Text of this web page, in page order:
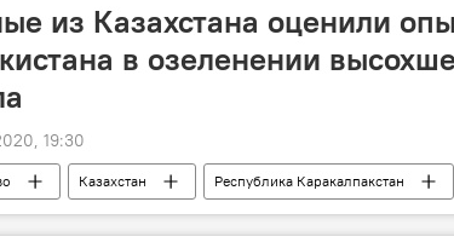
из Казахстана оценили
в озеленении
19:30
Казахстан Республика Каракалпакстан